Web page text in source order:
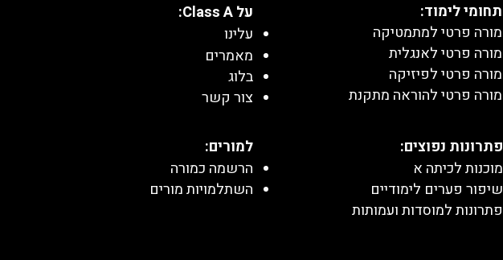
תחומי לימוד:
מורה פרטי למתמטיקה
מורה פרטי לאנגלית
מורה פרטי לפיזיקה
מורה פרטי להוראה מתקנת
​פתרונות נפוצים:
מוכנות לכיתה א
שיפור פערים לימודיים
פתרונות למוסדות ועמותות
על Class A:
עלינו
מאמרים
בלוג
צור קשר
למורים:
הרשמה כמורה
השתלמויות מורים